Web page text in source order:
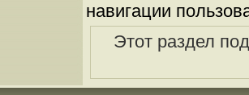
навигации
Этот раздел